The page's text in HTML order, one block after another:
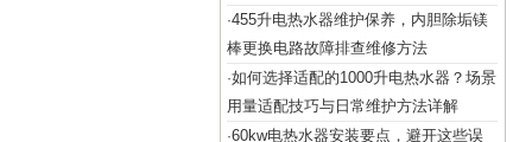
·455升电热水器维护保养，内胆除垢镁
棒更换电路故障排查维修方法
·如何选择适配的1000升电热水器？场景
用量适配技巧与日常维护方法详解
·60kw电热水器安装要点，避开这些误